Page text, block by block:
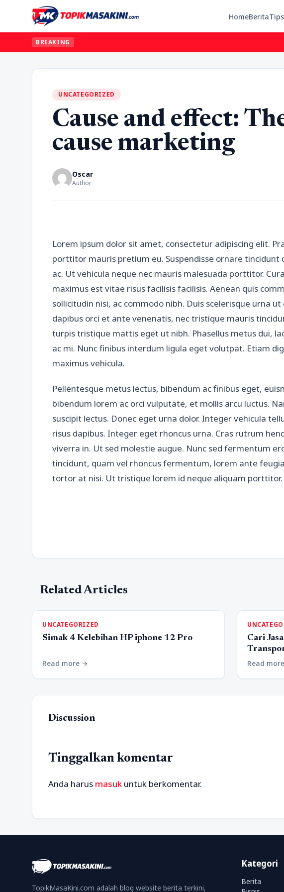
HomeBerita
BREAKING
UNCATEGORIZED
Cause and effect:
cause marketing
Oscar
Author
Lorem ipsum dolor sit amet, consectetur adipiscing elit.
porttitor mauris pretium eu. Suspendisse ornare tincidunt
ac. Ut vehicula neque nec mauris malesuada porttitor.
maximus est vitae risus facilisis facilisis. Aenean quis
sollicitudin nisi, ac commodo nibh. Duis scelerisque urna
dapibus orci et ante venenatis, nec tristique mauris
turpis tristique mattis eget ut nibh. Phasellus metus dui,
ac mi. Nunc finibus interdum ligula eget volutpat. Etiam
maximus vehicula.
Pellentesque metus lectus, bibendum ac finibus eget,
bibendum lorem ac orci vulputate, et mollis arcu luctus.
suscipit lectus. Donec eget urna dolor. Integer vehicula
risus dapibus. Integer eget rhoncus urna. Cras rutrum
viverra in. Ut sed molestie augue. Nunc sed fermentum
tincidunt, quam vel rhoncus fermentum, lorem ante
tortor at nisi. Ut tristique lorem id neque aliquam porttitor.
Related Articles
UNCATEGORIZED
Simak 4 Kelebihan HP iphone 12 Pro
Read more arrow_forward
Cari
Read more
Discussion
Tinggalkan komentar
Anda harus masuk untuk berkomentar.
TopikMasaKini.com adalah blog website berita terkini,
Kategori
Berita